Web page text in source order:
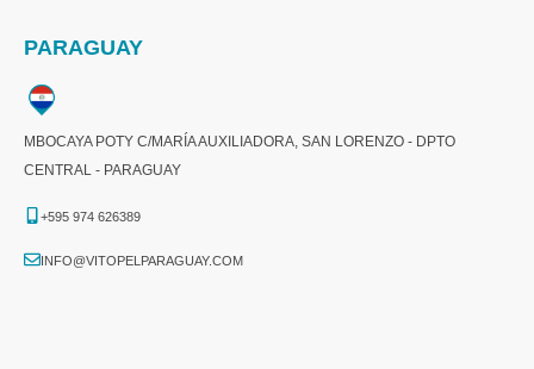
PARAGUAY
MBOCAYA POTY C/MARÍA AUXILIADORA, SAN LORENZO - DPTO
CENTRAL - PARAGUAY
+595 974 626389
INFO@VITOPELPARAGUAY.COM